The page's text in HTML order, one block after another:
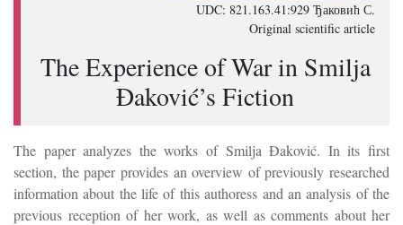
UDC: 821.163.41:929 Ђаковић С.
Original scientific article
The Experience of War in Smilja
Đaković’s Fiction
The paper analyzes the works of Smilja Đaković. In its first
section, the paper provides an overview of previously researched
information about the life of this authoress and an analysis of the
previous reception of her work, as well as comments about her